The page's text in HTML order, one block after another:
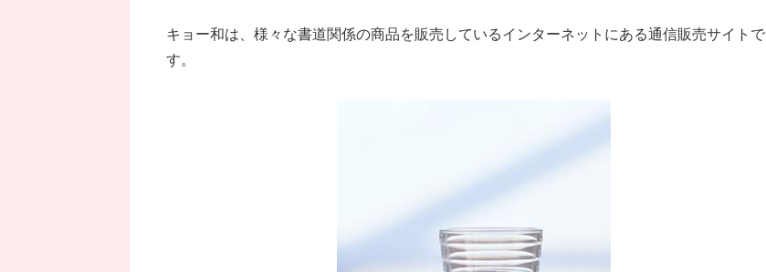
キョー和は、様々な書道関係の商品を販売しているインターネットにある通信販売サイトで
す。